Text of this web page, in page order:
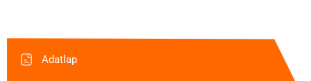
Adatlap